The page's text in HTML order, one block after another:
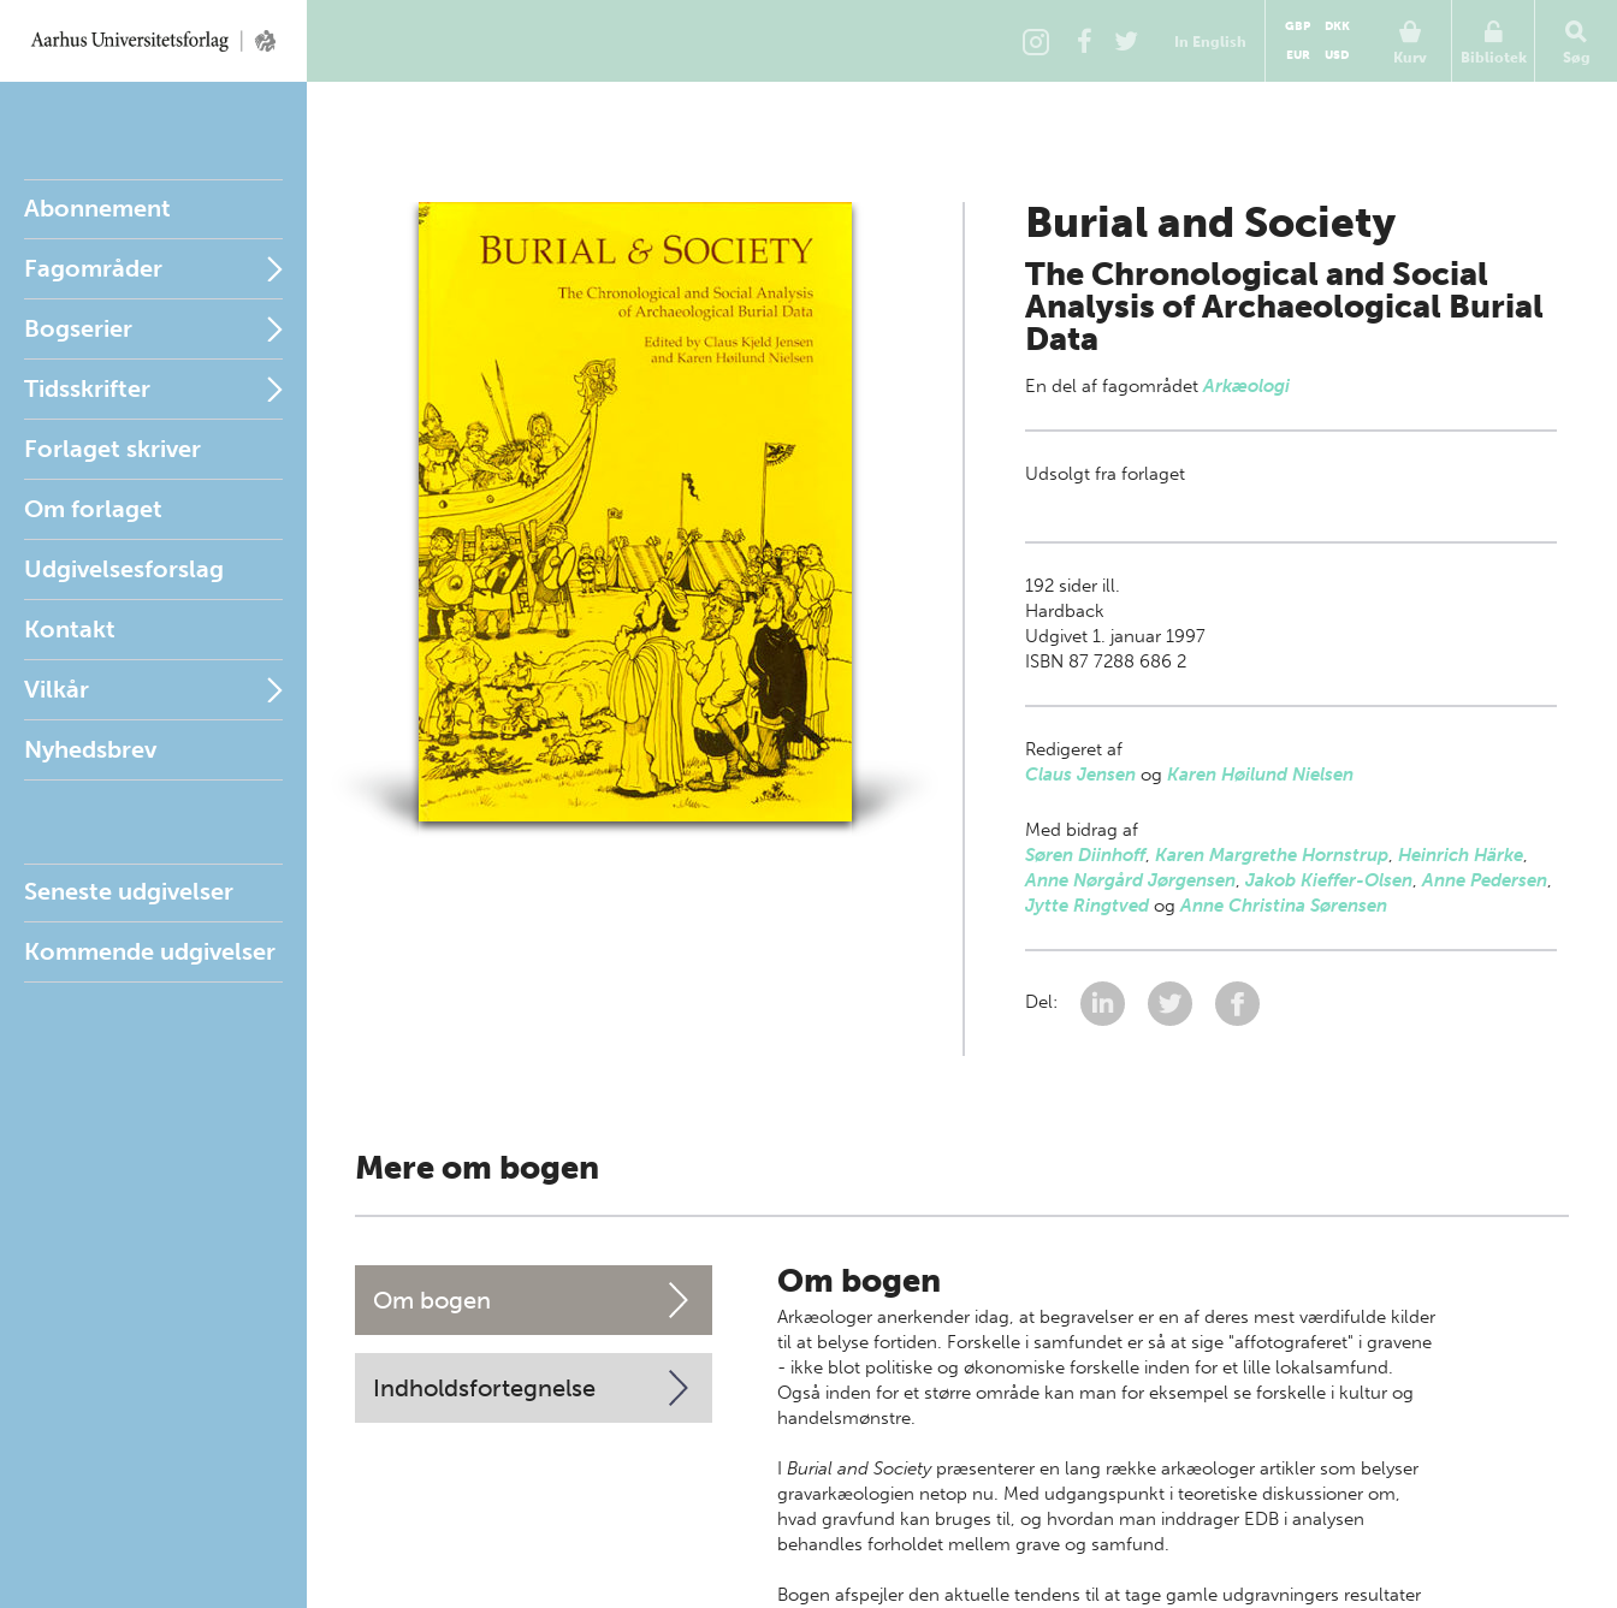
In English
Kurv
GBP
DKK
EUR
USD Bibliotek Søg
Abonnement
Fagområder
Bogserier
Tidsskrifter
Forlaget skriver
Om forlaget
Udgivelsesforslag
Kontakt
Vilkår
Nyhedsbrev
Seneste udgivelser
Kommende udgivelser
Burial and Society
The Chronological and Social
Analysis of Archaeological Burial
Data
En del af fagområdetArkæologi
Udsolgt fra forlaget
192sider ill.
Hardback
Udgivet 1. januar 1997
ISBN 87 7288 686 2
Redigeret af
Claus Jensenog Karen Høilund Nielsen
Med bidrag af
Søren Diinhoff, Karen Margrethe Hornstrup, Heinrich Härke,
Anne Nørgård Jørgensen, Jakob Kieffer-Olsen,Anne Pedersen,
Jytte RingtvedogAnne Christina Sørensen
Del:
Mere om bogen
Om bogen
Indholdsfortegnelse
Om bogen
Arkæologer anerkender idag, at begravelser er en af deres mest værdifulde kilder
til at belyse fortiden. Forskelle i samfundet er så at sige "affotograferet" i gravene
- ikke blot politiske og økonomiske forskelle inden for et lille lokalsamfund.
Også inden for et større område kan man for eksempel se forskelle i kultur og
handelsmønstre.
IBurial and Societypræsenterer en lang række arkæologer artikler som belyser
gravarkæologien netop nu. Med udgangspunkt i teoretiske diskussioner om,
hvad gravfund kan bruges til, og hvordan man inddrager EDB i analysen
behandles forholdet mellem grave og samfund.
Bogen afspejler den aktuelle tendens til at tage gamle udgravningers resultater